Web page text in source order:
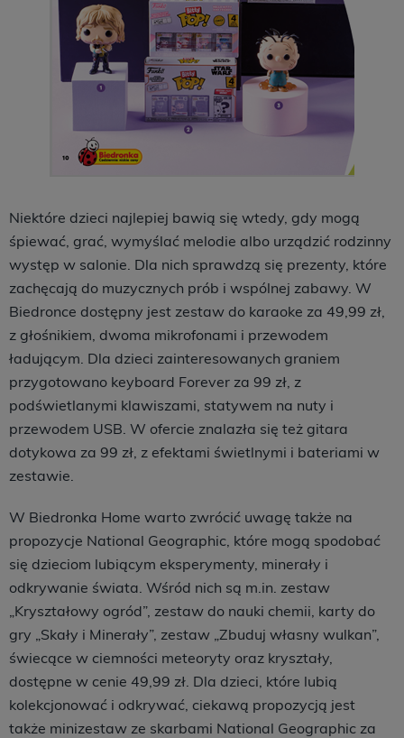
Niektóre dzieci najlepiej bawią się wtedy, gdy mogą
śpiewać, grać, wymyślać melodie albo urządzić rodzinny
występ w salonie. Dla nich sprawdzą się prezenty, które
zachęcają do muzycznych prób i wspólnej zabawy. W
Biedronce dostępny jest zestaw do karaoke za 49,99 zł,
z głośnikiem, dwoma mikrofonami i przewodem
ładującym. Dla dzieci zainteresowanych graniem
przygotowano keyboard Forever za 99 zł, z
podświetlanymi klawiszami, statywem na nuty i
przewodem USB. W ofercie znalazła się też gitara
dotykowa za 99 zł, z efektami świetlnymi i bateriami w
zestawie.
W Biedronka Home warto zwrócić uwagę także na
propozycje National Geographic, które mogą spodobać
się dzieciom lubiącym eksperymenty, minerały i
odkrywanie świata. Wśród nich są m.in. zestaw
„Kryształowy ogród”, zestaw do nauki chemii, karty do
gry „Skały i Minerały”, zestaw „Zbuduj własny wulkan”,
świecące w ciemności meteoryty oraz kryształy,
dostępne w cenie 49,99 zł. Dla dzieci, które lubią
kolekcjonować i odkrywać, ciekawą propozycją jest
także minizestaw ze skarbami National Geographic za